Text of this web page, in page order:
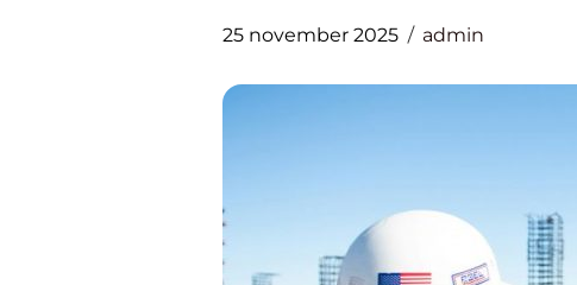
25 november 2025 admin